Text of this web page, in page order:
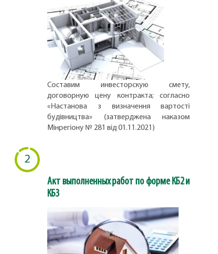
Составим инвесторскую смету,
договорную цену контракта; согласно
«Настанова з визначення вартості
будівництва» (затверджена наказом
Мінрегіону № 281 від 01.11.2021)
2
Акт выполненных работ по форме КБ2 и
КБ3